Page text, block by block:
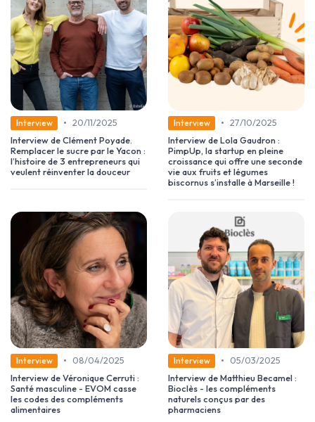
Interview • 20/11/2025
Interview de Clément Poyade.
Remplacer le sucre par le Yacon :
l’histoire de 3 entrepreneurs qui
veulent réinventer la douceur
Interview • 27/10/2025
Interview de Lola Gaudron :
PimpUp, la startup en pleine
croissance qui offre une seconde
vie aux fruits et légumes
biscornus s’installe à Marseille !
Interview •
08/04/2025
Interview de Véronique Cerruti :
Santé masculine - EVOM casse
les codes des compléments
alimentaires
Interview •
05/03/2025
Interview de Matthieu Becamel :
Bioclès - les compléments
naturels conçus par des
pharmaciens